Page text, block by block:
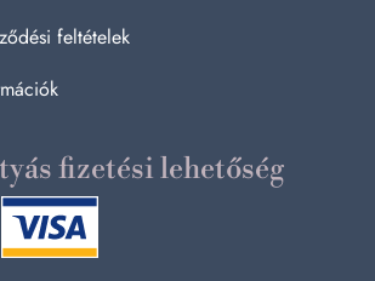
feltételek
fizetési lehetőség